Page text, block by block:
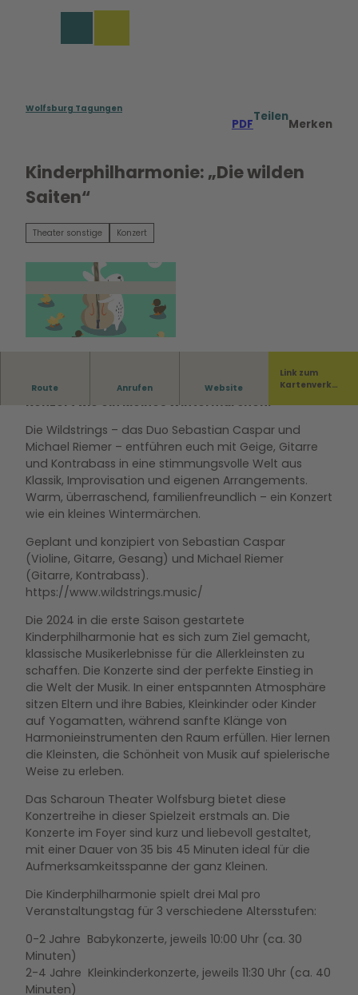
Wolfsburg Tagungen
PDF
Teilen
Merken
Kinderphilharmonie: „Die wilden
Saiten“
Theater sonstige Konzert
Route Anrufen Website
Link zum
Kartenverka
Warm, überraschend, familienfreundlich – ein
Konzert wie ein kleines Wintermärchen.
Die Wildstrings – das Duo Sebastian Caspar und
Michael Riemer – entführen euch mit Geige, Gitarre
und Kontrabass in eine stimmungsvolle Welt aus
Klassik, Improvisation und eigenen Arrangements.
Warm, überraschend, familienfreundlich – ein Konzert
wie ein kleines Wintermärchen.
Geplant und konzipiert von Sebastian Caspar
(Violine, Gitarre, Gesang) und Michael Riemer
(Gitarre, Kontrabass).
https://www.wildstrings.music/
Die 2024 in die erste Saison gestartete
Kinderphilharmonie hat es sich zum Ziel gemacht,
klassische Musikerlebnisse für die Allerkleinsten zu
schaffen. Die Konzerte sind der perfekte Einstieg in
die Welt der Musik. In einer entspannten Atmosphäre
sitzen Eltern und ihre Babies, Kleinkinder oder Kinder
auf Yogamatten, während sanfte Klänge von
Harmonieinstrumenten den Raum erfüllen. Hier lernen
die Kleinsten, die Schönheit von Musik auf spielerische
Weise zu erleben.
Das Scharoun Theater Wolfsburg bietet diese
Konzertreihe in dieser Spielzeit erstmals an. Die
Konzerte im Foyer sind kurz und liebevoll gestaltet,
mit einer Dauer von 35 bis 45 Minuten ideal für die
Aufmerksamkeitsspanne der ganz Kleinen.
Die Kinderphilharmonie spielt drei Mal pro
Veranstaltungstag für 3 verschiedene Altersstufen:
0-2 Jahre Babykonzerte, jeweils 10:00 Uhr (ca. 30
Minuten)
2-4 Jahre Kleinkinderkonzerte, jeweils 11:30 Uhr (ca. 40
Minuten)